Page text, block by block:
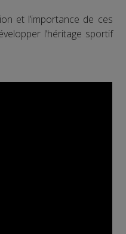
et l’importance de ces
l’héritage sportif